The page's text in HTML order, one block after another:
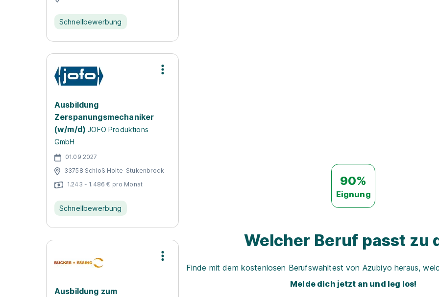
Schnellbewerbung
Ausbildung
Zerspanungsmechaniker
(w/m/d) JOFO Produktions
GmbH
01.09.2027
33758 Schloß Holte-Stukenbrock
1.243 - 1.486 € pro Monat
Schnellbewerbung
Ausbildung zum
90%
Eignung
Welcher Beruf passt zu
Finde mit dem kostenlosen Berufswahltest von Azubiyo heraus,
Melde dich jetzt an und leg los!